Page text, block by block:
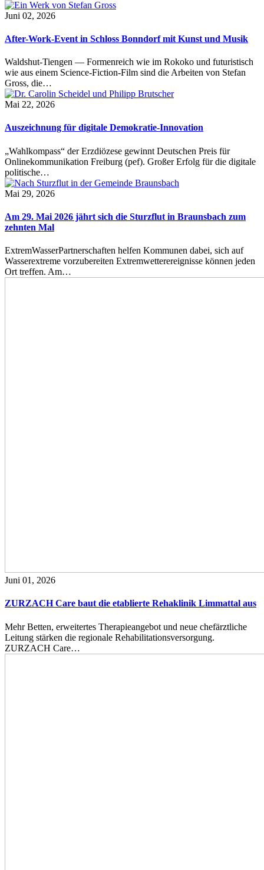
Juni 02, 2026
After-Work-Event in Schloss Bonndorf mit Kunst und Musik
Waldshut-Tiengen — Formenreich wie im Rokoko und futuristisch
wie aus einem Science-Fiction-Film sind die Arbeiten von Stefan
Gross, die…
Mai 22, 2026
Auszeichnung für digitale Demokratie-Innovation
„Wahlkompass“ der Erzdiözese gewinnt Deutschen Preis für
Onlinekommunikation Freiburg (pef). Großer Erfolg für die digitale
politische…
Mai 29, 2026
Am 29. Mai 2026 jährt sich die Sturzflut in Braunsbach zum
zehnten Mal
ExtremWasserPartnerschaften helfen Kommunen dabei, sich auf
Wasserextreme vorzubereiten Extremwetterereignisse können jeden
Ort treffen. Am…
Juni 01, 2026
ZURZACH Care baut die etablierte Rehaklinik Limmattal aus
Mehr Betten, erweitertes Therapieangebot und neue chefärztliche
Leitung stärken die regionale Rehabilitationsversorgung.
ZURZACH Care…